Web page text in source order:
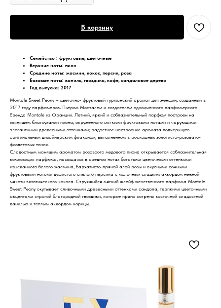
В корзину
Семейство : фруктовые, цветочные
Верхние ноты: пион
Средние ноты: жасмин, кокос, персик, роза
Базовые ноты: ваниль, гвоздика, кофе, сандаловое дерево
Год выпуска: 2017
Montale Sweet Peony – цветочно- фруктовый гурманский аромат для женщин, созданный в
2017 году парфюмером Пьером Монталем и создателем одноименного парфюмерного
бренда Montale из Франции. Летний, яркий и соблазнительный парфюм построен на
пьянящем благоухании пиона, окруженного мягкими фруктовыми нотами и чарующими
элегантными древесными оттенками; радостное настроение аромата подчеркнуто
оригинальным дизайнерским флаконом, выполненном в роскошных золотисто-розовато-
фиолетовых тонах.
Сладостным манящим ароматом розовоого медового пиона открывается соблазнительная
композиция парфюма, насыщаясь в средних нотах богатыми цветочными оттенками
изысканного белого жасмина, бархатисто-пряной алой розы и вкусными сочными
фруктовыми нотами душистого спелого персика с молочным сладким аккордом нежной
мякоти экзотического кокоса. Струящийся мягкий шлейф женственного парфюма Montale
Sweet Peony окутывает сливочными древесными оттенками сандала, терпкими цветочными
акцентами строгой благородной гвоздики, которые пряно согреты восточной сладостной
ванилью и теплым аккордом корицы.